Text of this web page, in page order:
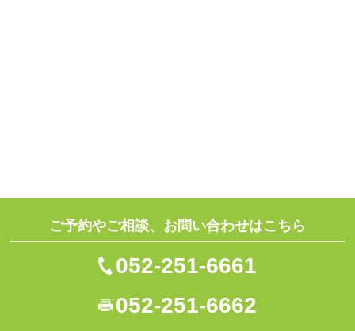
ご予約やご相談、お問い合わせはこちら
052-251-6661
052-251-6662